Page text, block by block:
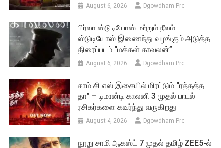
August 6, 2026 Dgowdham Pro
பிர்லா ஸ்டுடியோஸ் மற்றும் நீலம்
ஸ்டுடியோஸ் இணைந்து வழங்கும் அடுத்த
திரைப்படம் “மக்கள் காவலன்”
August 6, 2026 Dgowdham Pro
சாம் சி எஸ் இசையில் மிரட்டும் “ரத்தத்த
தா” – டிமான்டி காலனி 3 முதல் பாடல்
ரசிகர்களை கவர்ந்து வருகிறது
August 4, 2026 Dgowdham Pro
நூறு சாமி ஆகஸ்ட் 7 முதல் தமிழ் ZEE5-ல்